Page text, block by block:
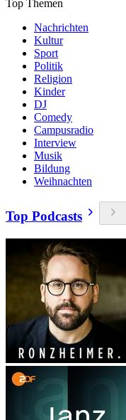
Top Themen
Nachrichten
Kultur
Sport
Politik
Religion
Kinder
DJ
Comedy
Campusradio
Interview
Musik
Bildung
Weihnachten
Top Podcasts